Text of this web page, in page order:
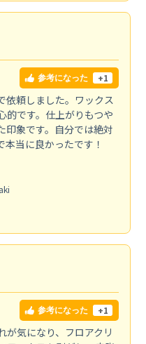
参考になった +1
依頼しました。ワックス
的です。仕上がりもつや
印象です。自分では絶対
当に良かったです！
参考になった +1
が気になり、フロアクリ